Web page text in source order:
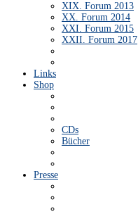
XIX. Forum 2013
XX. Forum 2014
XXI. Forum 2015
XXII. Forum 2017
Links
Shop
CDs
Bücher
Presse